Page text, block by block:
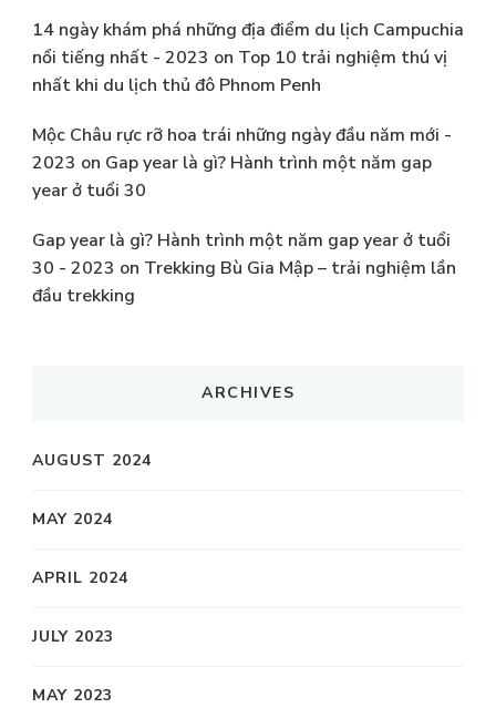
14 ngày khám phá những địa điểm du lịch Campuchia
nổi tiếng nhất - 2023 on Top 10 trải nghiệm thú vị
nhất khi du lịch thủ đô Phnom Penh
Mộc Châu rực rỡ hoa trái những ngày đầu năm mới -
2023 on Gap year là gì? Hành trình một năm gap
year ở tuổi 30
Gap year là gì? Hành trình một năm gap year ở tuổi
30 - 2023 on Trekking Bù Gia Mập – trải nghiệm lần
đầu trekking
ARCHIVES
AUGUST 2024
MAY 2024
APRIL 2024
JULY 2023
MAY 2023